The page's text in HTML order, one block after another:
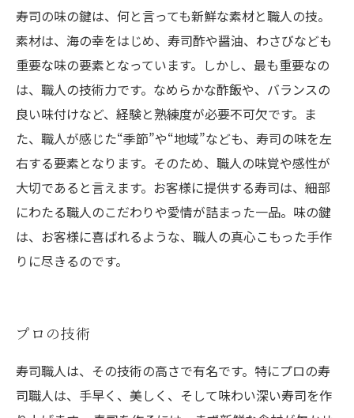
寿司の味の鍵は、何と言っても新鮮な素材と職人の技。
素材は、海の幸をはじめ、寿司酢や醤油、わさびなども
重要な味の要素となっています。しかし、最も重要なの
は、職人の技術力です。なめらかな酢飯や、バランスの
良い味付けなど、経験と熟練度が必要不可欠です。ま
た、職人が感じた“季節”や“地域”なども、寿司の味を左
右する要素となります。そのため、職人の味覚や感性が
大切であると言えます。お客様に提供する寿司は、細部
にわたる職人のこだわりや愛情が詰まった一品。味の鍵
は、お客様に喜ばれるような、職人の真心こもった手作
りに尽きるのです。
プロの技術
寿司職人は、その技術の高さで有名です。特にプロの寿
司職人は、手早く、美しく、そして味わい深い寿司を作